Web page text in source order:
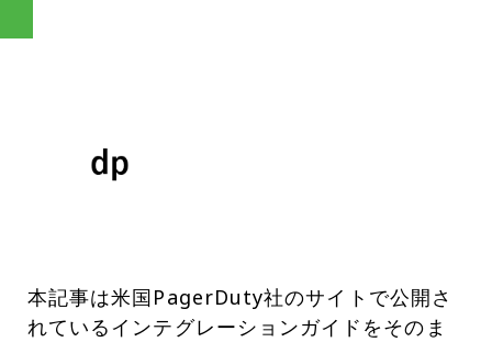
本記事は米国PagerDuty社のサイトで公開さ
れているインテグレーションガイドをそのま